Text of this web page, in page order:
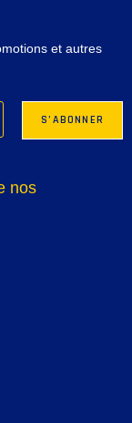
et autres
nos